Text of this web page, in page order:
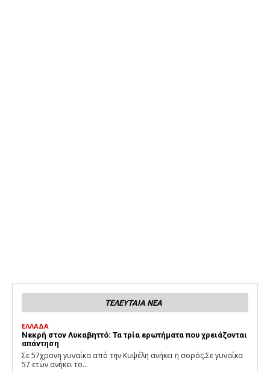
ΤΕΛΕΥΤΑΙΑ ΝΕΑ
ΕΛΛΑΔΑ
Νεκρή στον Λυκαβηττό: Τα τρία ερωτήματα που χρειάζονται
απάντηση
Σε 57χρονη γυναίκα από την Κυψέλη ανήκει η σορός.Σε γυναίκα
57 ετών ανήκει το...